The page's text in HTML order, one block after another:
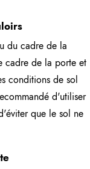
du cadre de la
cadre de la porte et
conditions de sol
d'utiliser
que le sol ne